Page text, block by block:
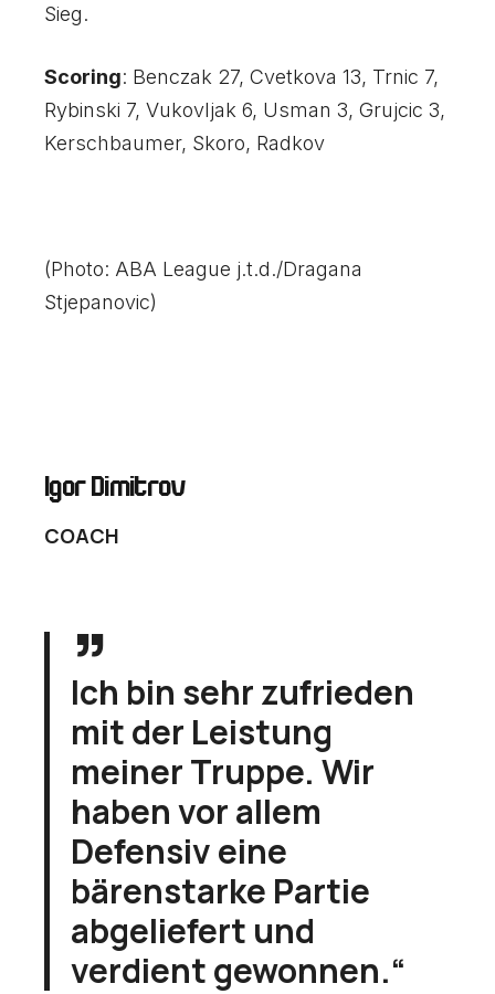
Sieg.
Scoring: Benczak 27, Cvetkova 13, Trnic 7,
Rybinski 7, Vukovljak 6, Usman 3, Grujcic 3,
Kerschbaumer, Skoro, Radkov
(Photo: ABA League j.t.d./Dragana
Stjepanovic)
Igor Dimitrov
COACH
Ich bin sehr zufrieden
mit der Leistung
meiner Truppe. Wir
haben vor allem
Defensiv eine
bärenstarke Partie
abgeliefert und
verdient gewonnen.“